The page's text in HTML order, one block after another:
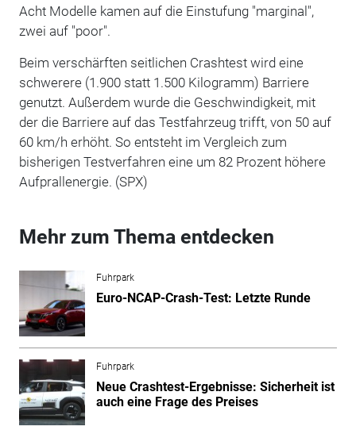
Acht Modelle kamen auf die Einstufung "marginal",
zwei auf "poor".
Beim verschärften seitlichen Crashtest wird eine
schwerere (1.900 statt 1.500 Kilogramm) Barriere
genutzt. Außerdem wurde die Geschwindigkeit, mit
der die Barriere auf das Testfahrzeug trifft, von 50 auf
60 km/h erhöht. So entsteht im Vergleich zum
bisherigen Testverfahren eine um 82 Prozent höhere
Aufprallenergie. (SPX)
Mehr zum Thema entdecken
Fuhrpark
Euro-NCAP-Crash-Test: Letzte Runde
Fuhrpark
Neue Crashtest-Ergebnisse: Sicherheit ist
auch eine Frage des Preises